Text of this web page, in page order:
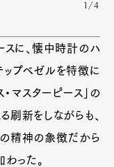
1/4
スに、懐中時計のハ
ップベゼルを特徴に
マスターピース」の
刷新をしながらも、
の精神の象徴だから
った。